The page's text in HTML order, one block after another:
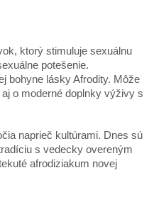
ktorý stimuluje sexuálnu
potešenie.
bohyne lásky Afrodity. Môže
o moderné doplnky výživy s
naprieč kultúrami. Dnes sú
s vedecky overeným
afrodiziakum novej